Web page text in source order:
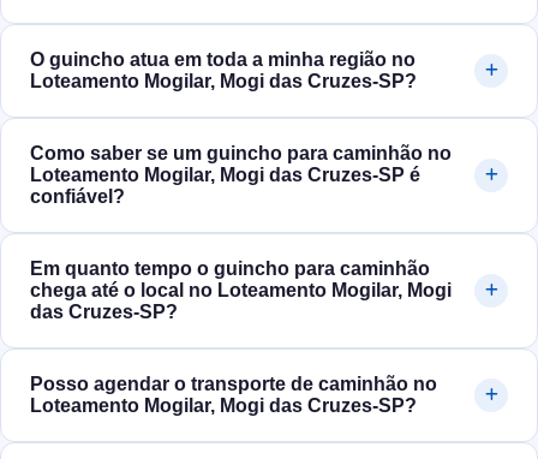
O guincho atua em toda a minha região no
Loteamento Mogilar, Mogi das Cruzes‑SP?
Como saber se um guincho para caminhão no
Loteamento Mogilar, Mogi das Cruzes‑SP é
confiável?
Em quanto tempo o guincho para caminhão
chega até o local no Loteamento Mogilar, Mogi
das Cruzes‑SP?
Posso agendar o transporte de caminhão no
Loteamento Mogilar, Mogi das Cruzes‑SP?